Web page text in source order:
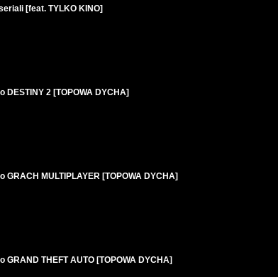
[feat. TYLKO KINO]
2 [TOPOWA DYCHA]
MULTIPLAYER [TOPOWA DYCHA]
THEFT AUTO [TOPOWA DYCHA]